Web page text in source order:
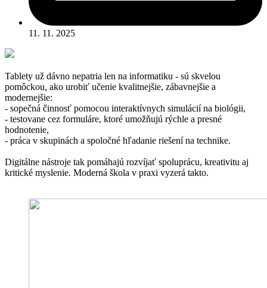
11. 11. 2025
Tablety už dávno nepatria len na informatiku - sú skvelou
pomôckou, ako urobiť učenie kvalitnejšie, zábavnejšie a
modernejšie:
- sopečná činnosť pomocou interaktívnych simulácií na biológii,
- testovane cez formuláre, ktoré umožňujú rýchle a presné
hodnotenie,
- práca v skupinách a spoločné hľadanie riešení na technike.
Digitálne nástroje tak pomáhajú rozvíjať spoluprácu, kreativitu aj
kritické myslenie. Moderná škola v praxi vyzerá takto.